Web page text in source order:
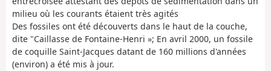
milieu où les courants étaient très agités
Des fossiles ont été découverts dans le haut de la couche,
dite "Caillasse de Fontaine-Henri »; En avril 2000, un fossile
de coquille Saint-Jacques datant de 160 millions d'années
(environ) a été mis à jour.